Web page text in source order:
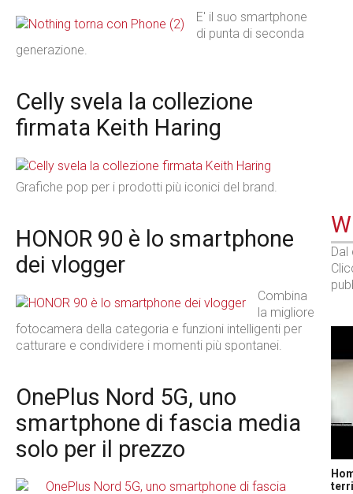
E' il suo smartphone
di punta di seconda
generazione.
Celly svela la collezione
firmata Keith Haring
Grafiche pop per i prodotti più iconici del brand.
HONOR 90 è lo smartphone
dei vlogger
Combina
la migliore
fotocamera della categoria e funzioni intelligenti per
catturare e condividere i momenti più spontanei.
OnePlus Nord 5G, uno
smartphone di fascia media
solo per il prezzo